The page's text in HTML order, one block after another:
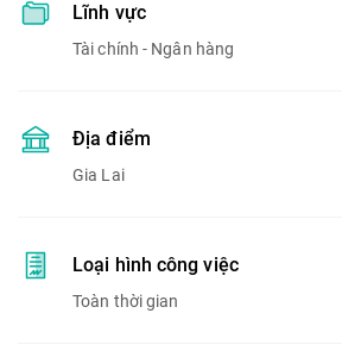
Lĩnh vực
Tài chính - Ngân hàng
Địa điểm
Gia Lai
Loại hình công việc
Toàn thời gian